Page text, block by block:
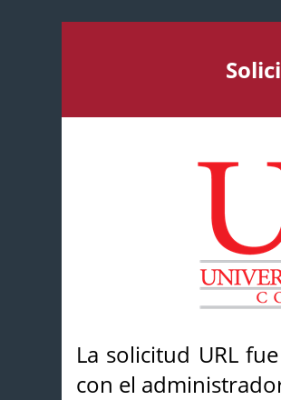
La solicitud URL
con el